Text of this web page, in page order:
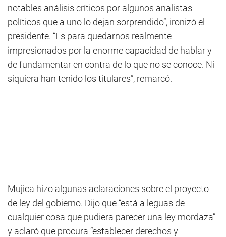
notables análisis críticos por algunos analistas
políticos que a uno lo dejan sorprendido”, ironizó el
presidente. “Es para quedarnos realmente
impresionados por la enorme capacidad de hablar y
de fundamentar en contra de lo que no se conoce. Ni
siquiera han tenido los titulares”, remarcó.
Mujica hizo algunas aclaraciones sobre el proyecto
de ley del gobierno. Dijo que “está a leguas de
cualquier cosa que pudiera parecer una ley mordaza”
y aclaró que procura “establecer derechos y